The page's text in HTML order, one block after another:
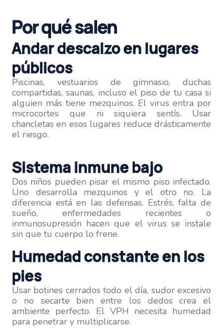
Por qué salen
Andar descalzo en lugares
públicos
Piscinas, vestuarios de gimnasio, duchas
compartidas, saunas, incluso el piso de tu casa si
alguien más tiene mezquinos. El virus entra por
microcortes que ni siquiera sentís. Usar
chancletas en esos lugares reduce drásticamente
el riesgo.
Sistema inmune bajo
Dos niños pueden pisar el mismo piso infectado.
Uno desarrolla mezquinos y el otro no. La
diferencia está en las defensas. Estrés, falta de
sueño, enfermedades recientes o
inmunosupresión hacen que el virus se instale
sin que tu cuerpo lo frene.
Humedad constante en los
pies
Usar botines cerrados todo el día, sudor excesivo
o no secarte bien entre los dedos crea el
ambiente perfecto. El VPH necesita humedad
para penetrar y multiplicarse.